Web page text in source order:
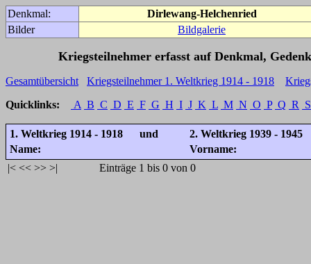
Denkmal:
Dirlewang-Helchenried
Bilder
Bildgalerie
Kriegsteilnehmer erfasst auf Denkmal,
Gesamtübersicht Kriegsteilnehmer 1. Weltkrieg 1914 - 1918
Quicklinks:
A B C D E F G H I J K L M N O P Q R S
1. Weltkrieg 1914 - 1918 und
2. Weltkrieg 1939 - 1945
Name:
Vorname:
|< << >> >| Einträge 1 bis 0 von 0